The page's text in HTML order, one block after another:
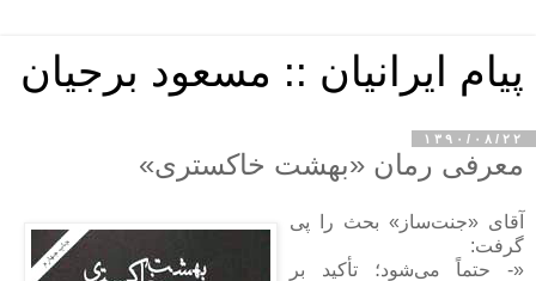
پیام ایرانیان :: مسعود برجیان
۱۳۹۰/۰۸/۲۲
معرفی رمان «بهشت خاکستری»
آقای «جنت‌ساز» بحث را پی
گرفت:
«- حتماً می‌شود؛ تأکید بر